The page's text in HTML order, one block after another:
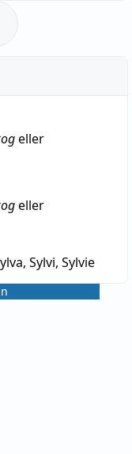
eller
eller
Sylvi, Sylvie